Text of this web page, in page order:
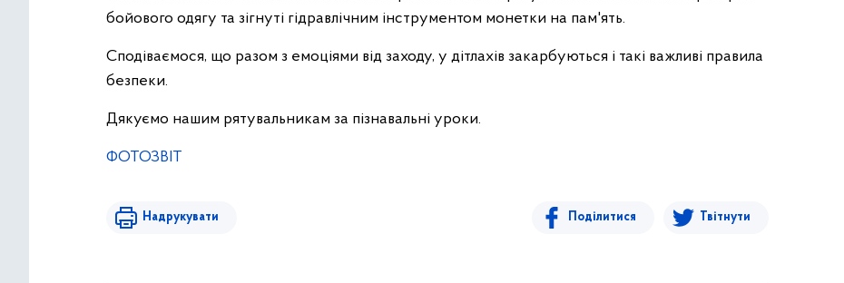
бойового одягу та зігнуті гідравлічним інструментом монетки на пам'ять.
Сподіваємося, що разом з емоціями від заходу, у дітлахів закарбуються і такі важливі правила
безпеки.
Дякуємо нашим рятувальникам за пізнавальні уроки.
ФОТОЗВІТ
Надрукувати Поділитися Твітнути